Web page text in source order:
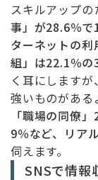
スキルアップの
事」が28.6％で
ターネットの利
組」は22.1％の3
く耳にします
強いものがある
「職場の同僚
9％など、リア
伺えます。
SNSで情報